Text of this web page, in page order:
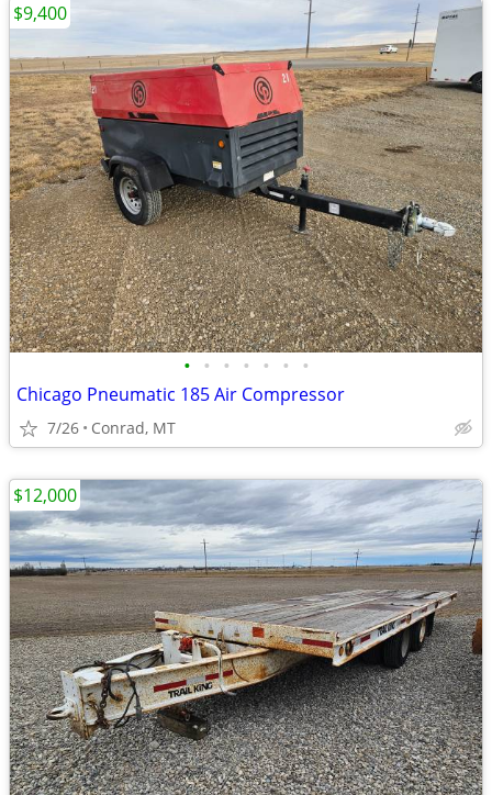
• • • • • • •
Chicago Pneumatic 185 Air Compressor
7/26 Conrad, MT
$9,400
$12,000